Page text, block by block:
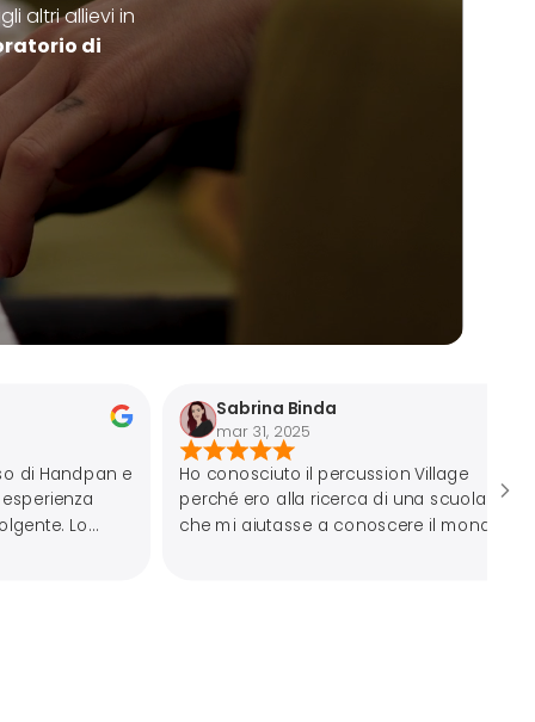
altri allievi in
di
Sabrina Binda
mar 31, 2025
Ho conosciuto il percussion Village
perché ero alla ricerca di una scuola
che mi aiutasse a conoscere il mondo